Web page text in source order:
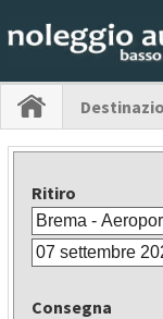
Ritiro
Consegna